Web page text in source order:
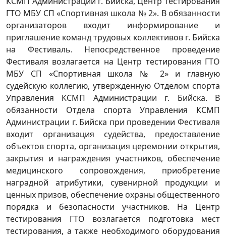
ГТО МБУ СП «Спортивная школа № 2». В обязанности
организаторов входит информирование и
приглашение команд трудовых коллективов г. Бийска
на Фестиваль. Непосредственное проведение
Фестиваля возлагается на Центр тестирования ГТО
МБУ СП «Спортивная школа № 2» и главную
судейскую коллегию, утвержденную Отделом спорта
Управления КСМП Администрации г. Бийска. В
обязанности Отдела спорта Управления КСМП
Администрации г. Бийска при проведении Фестиваля
входит организация судейства, предоставление
объектов спорта, организация церемонии открытия,
закрытия и награждения участников, обеспечение
медицинского сопровождения, приобретение
наградной атрибутики, сувенирной продукции и
ценных призов, обеспечение охраны общественного
порядка и безопасности участников. На Центр
тестирования ГТО возлагается подготовка мест
тестирования, а также необходимого оборудования